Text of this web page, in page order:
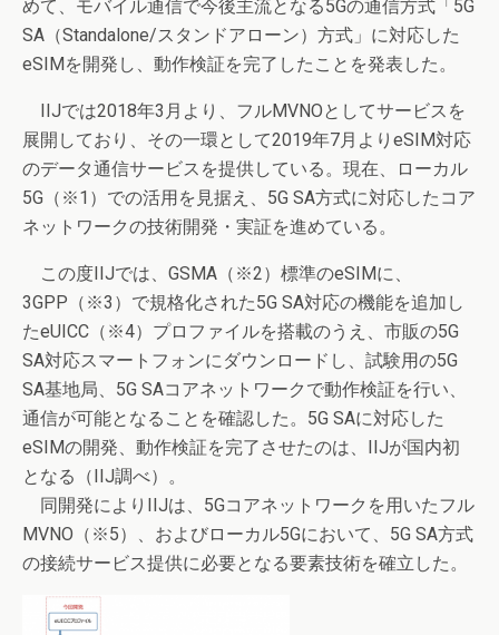
めて、モバイル通信で今後主流となる5Gの通信方式「5G
SA（Standalone/スタンドアローン）方式」に対応した
eSIMを開発し、動作検証を完了したことを発表した。
IIJでは2018年3月より、フルMVNOとしてサービスを
展開しており、その一環として2019年7月よりeSIM対応
のデータ通信サービスを提供している。現在、ローカル
5G（※1）での活用を見据え、5G SA方式に対応したコア
ネットワークの技術開発・実証を進めている。
この度IIJでは、GSMA（※2）標準のeSIMに、
3GPP（※3）で規格化された5G SA対応の機能を追加し
たeUICC（※4）プロファイルを搭載のうえ、市販の5G
SA対応スマートフォンにダウンロードし、試験用の5G
SA基地局、5G SAコアネットワークで動作検証を行い、
通信が可能となることを確認した。5G SAに対応した
eSIMの開発、動作検証を完了させたのは、IIJが国内初
となる（IIJ調べ）。
同開発によりIIJは、5Gコアネットワークを用いたフル
MVNO（※5）、およびローカル5Gにおいて、5G SA方式
の接続サービス提供に必要となる要素技術を確立した。